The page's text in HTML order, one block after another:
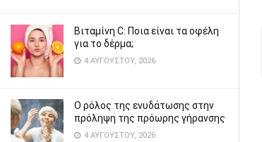
Βιταμίνη C: Ποια είναι τα οφέλη
για το δέρμα;
4 ΑΥΓΟΎΣΤΟΥ, 2026
Ο ρόλος της ενυδάτωσης στην
πρόληψη της πρόωρης γήρανσης
4 ΑΥΓΟΎΣΤΟΥ, 2026